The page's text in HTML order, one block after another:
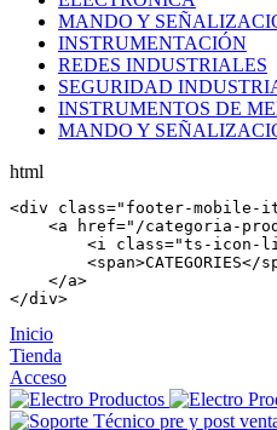
MANDO Y
INSTRUMENTACIÓN
REDES INDUSTRIALES
SEGURIDAD
INSTRUMENTOS DE
MANDO Y
html
<div class="footer-mobile-
    <
a href="/categoria-
        <
i class="ts-icon-
        <
span>CATEGORIES</
    </
a>
</div>
Inicio
Tienda
Acceso